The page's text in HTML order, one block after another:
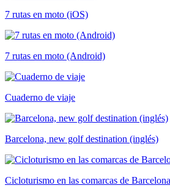
7 rutas en moto (iOS)
7 rutas en moto (Android)
Cuaderno de viaje
Barcelona, new golf destination (inglés)
Cicloturismo en las comarcas de Barcelona